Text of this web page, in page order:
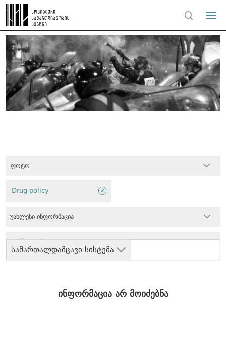
ფოტო
სამართალდამცავი სისტემა
Drug policy
უახლესი ინფორმაცია
ინფორმაცია არ მოიძებნა